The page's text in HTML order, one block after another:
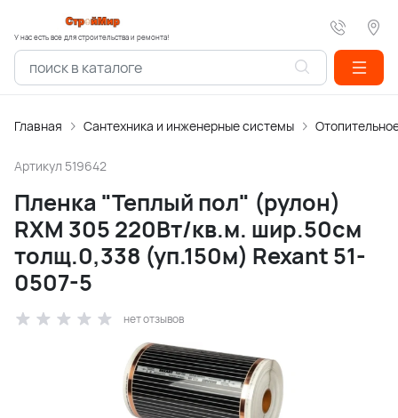
У нас есть все для строительства и ремонта!
Главная Сантехника и инженерные системы
Артикул 519642
Пленка "Теплый пол" (рулон)
RXM 305 220Вт/кв.м. шир.50см
толщ.0,338 (уп.150м) Rexant 51-
0507-5
нет отзывов